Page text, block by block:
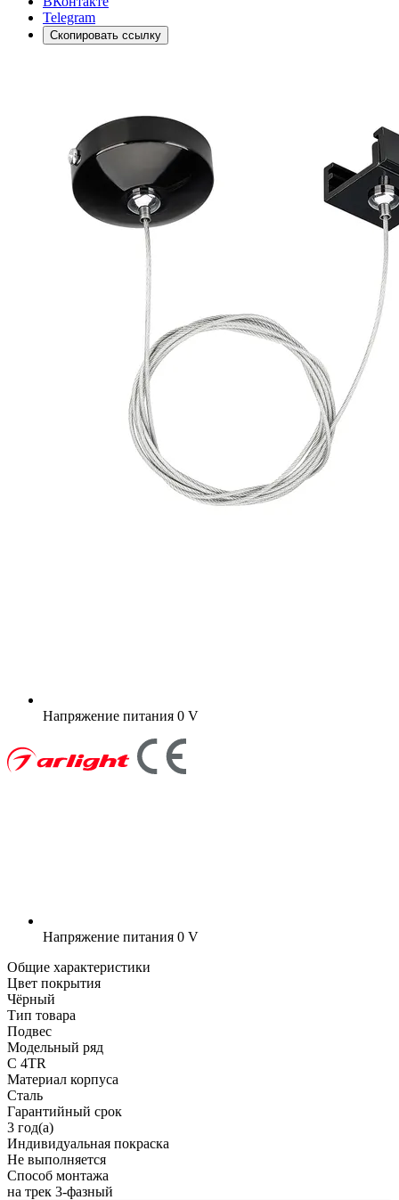
Telegram
Скопировать ссылку
Напряжение питания 0 V
Напряжение питания 0 V
Общие характеристики
Цвет покрытия
Чёрный
Тип товара
Подвес
Модельный ряд
C 4TR
Материал корпуса
Сталь
Гарантийный срок
3 год(а)
Индивидуальная покраска
Не выполняется
Способ монтажа
на трек 3-фазный